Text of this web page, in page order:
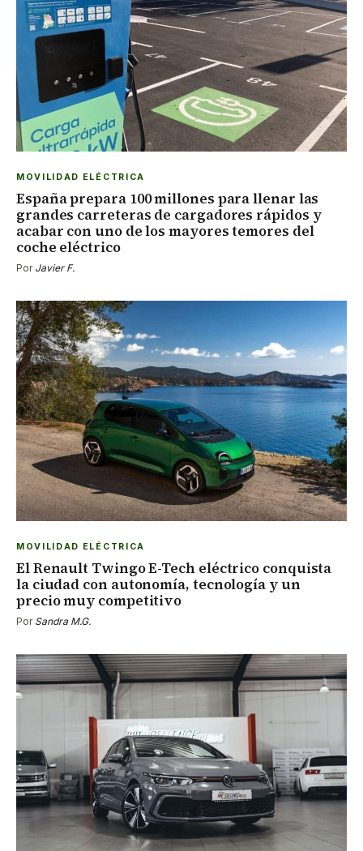
MOVILIDAD ELÉCTRICA
España prepara 100 millones para llenar las
grandes carreteras de cargadores rápidos y
acabar con uno de los mayores temores del
coche eléctrico
Por Javier F.
MOVILIDAD ELÉCTRICA
El Renault Twingo E-Tech eléctrico conquista
la ciudad con autonomía, tecnología y un
precio muy competitivo
Por Sandra M.G.